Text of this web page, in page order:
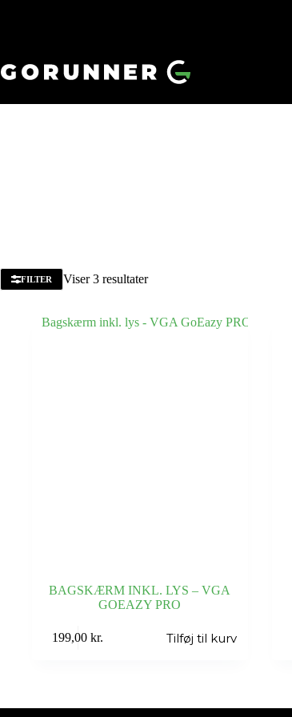
FILTER Viser 3 resultater
BAGSKÆRM INKL. LYS – VGA
GOEAZY PRO
199,00kr. Tilføj til kurv